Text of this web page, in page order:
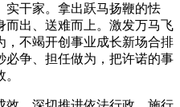
实干家。拿出跃马扬鞭的怯
而出、送难而上。激发万马飞
，不竭开创事业成长新场合排
必争、担任做为，把许诺的事